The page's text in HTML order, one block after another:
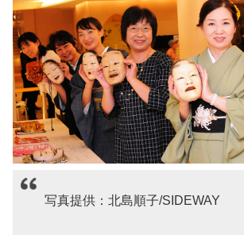
写真提供：北島順子/SIDEWAY